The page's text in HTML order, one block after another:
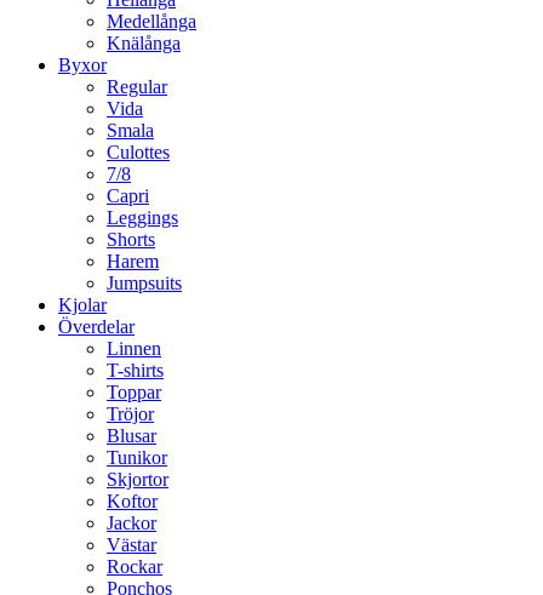
Medellånga
Knälånga
Byxor
Regular
Vida
Smala
Culottes
7/8
Capri
Leggings
Shorts
Harem
Jumpsuits
Kjolar
Överdelar
Linnen
T-shirts
Toppar
Tröjor
Blusar
Tunikor
Skjortor
Koftor
Jackor
Västar
Rockar
Ponchos